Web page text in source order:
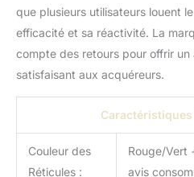
que plusieurs utilisateurs louent
efficacité et sa réactivité. La
compte des retours pour offrir
satisfaisant aux acquéreurs.
Couleur des
Réticules :
Rouge/Vert
avis